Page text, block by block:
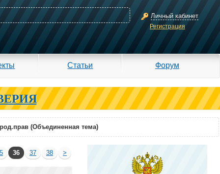
Личный кабинет
Регистрация
Статьи Форум
(Объединенная тема)
36 37 38 >